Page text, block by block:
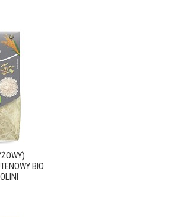
BIO